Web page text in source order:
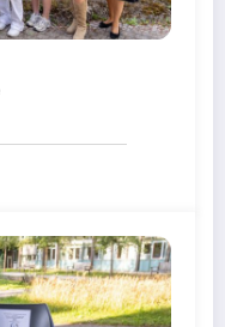
Bild: © Landratsamt Starnberg